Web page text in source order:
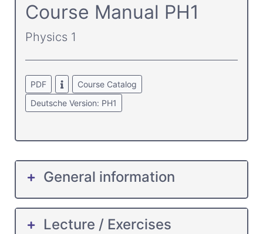
Course­ Manual PH1
Physics 1
PDF
Course Catalog
Deutsche Version: PH1
General information
Lecture / Exercises